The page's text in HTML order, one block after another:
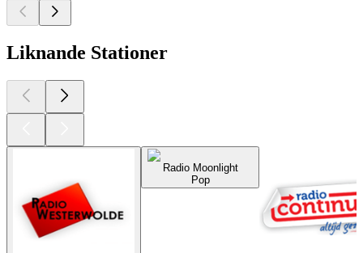
Liknande Stationer
Radio Moonlight
Pop